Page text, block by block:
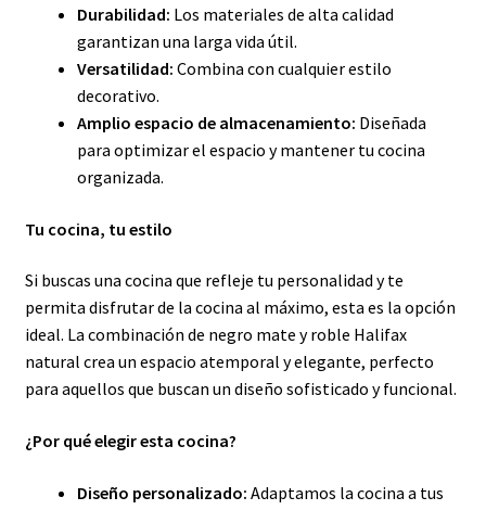
Durabilidad: Los materiales de alta calidad
garantizan una larga vida útil.
Versatilidad: Combina con cualquier estilo
decorativo.
Amplio espacio de almacenamiento: Diseñada
para optimizar el espacio y mantener tu cocina
organizada.
Tu cocina, tu estilo
Si buscas una cocina que refleje tu personalidad y te
permita disfrutar de la cocina al máximo, esta es la opción
ideal. La combinación de negro mate y roble Halifax
natural crea un espacio atemporal y elegante, perfecto
para aquellos que buscan un diseño sofisticado y funcional.
¿Por qué elegir esta cocina?
Diseño personalizado: Adaptamos la cocina a tus